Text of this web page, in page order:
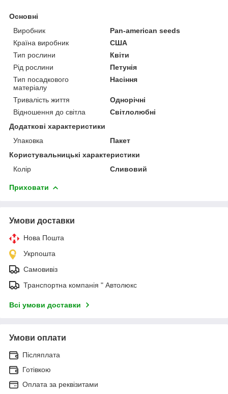
Основні
Виробник
Pan-american seeds
Країна виробник
США
Тип рослини
Квіти
Рід рослини
Петунія
Тип посадкового
матеріалу
Насіння
Тривалість життя
Однорічні
Відношення до світла
Світлолюбні
Додаткові характеристики
Упаковка
Пакет
Користувальницькі характеристики
Колір
Сливовий
Приховати
Умови доставки
Нова Пошта
Укрпошта
Самовивіз
Транспортна компанія " Автолюкс
Всі умови доставки
Умови оплати
Післяплата
Готівкою
Оплата за реквізитами